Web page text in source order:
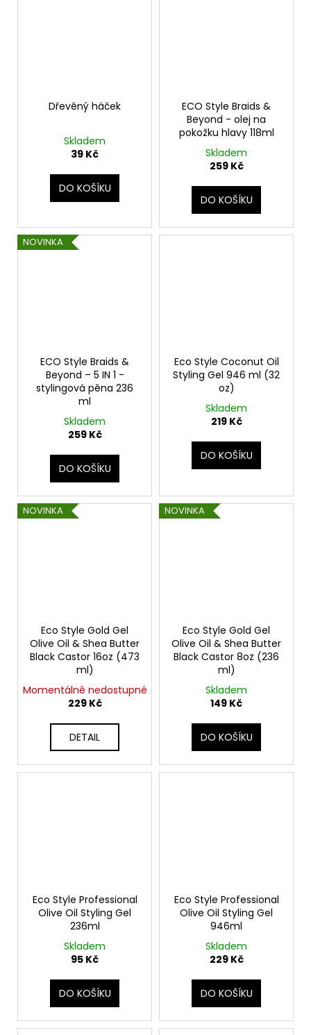
Dřevěný háček
Skladem
39 Kč
DO KOŠÍKU
ECO Style Braids &
Beyond - olej na
pokožku hlavy 118ml
Skladem
259 Kč
DO KOŠÍKU
NOVINKA
ECO Style Braids &
Beyond – 5 IN 1 -
stylingová pěna 236
ml
Skladem
259 Kč
DO KOŠÍKU
Eco Style Coconut Oil
Styling Gel 946 ml (32
oz)
Skladem
219 Kč
DO KOŠÍKU
NOVINKA
Eco Style Gold Gel
Olive Oil & Shea Butter
Black Castor 16oz (473
ml)
Momentálně nedostupné
229 Kč
DETAIL
NOVINKA
Eco Style Gold Gel
Olive Oil & Shea Butter
Black Castor 8oz (236
ml)
Skladem
149 Kč
DO KOŠÍKU
Eco Style Professional
Olive Oil Styling Gel
236ml
Skladem
95 Kč
DO KOŠÍKU
Eco Style Professional
Olive Oil Styling Gel
946ml
Skladem
229 Kč
DO KOŠÍKU